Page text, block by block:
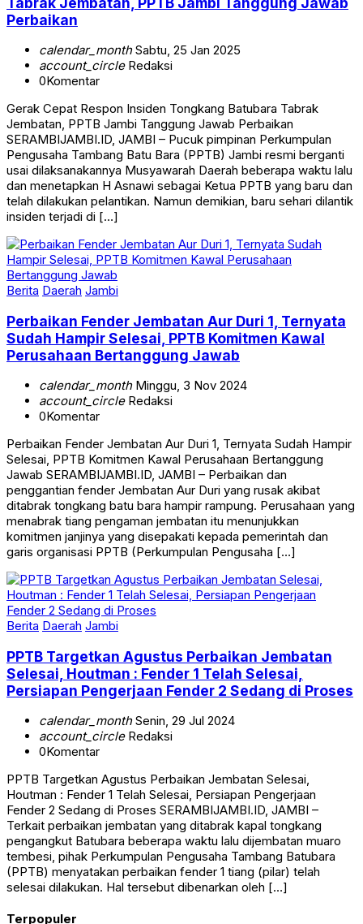
Perbaikan
calendar_monthSabtu, 25 Jan 2025
account_circleRedaksi
0Komentar
Gerak Cepat Respon Insiden Tongkang Batubara Tabrak
Jembatan, PPTB Jambi Tanggung Jawab Perbaikan
SERAMBIJAMBI.ID, JAMBI – Pucuk pimpinan Perkumpulan
Pengusaha Tambang Batu Bara (PPTB) Jambi resmi berganti
usai dilaksanakannya Musyawarah Daerah beberapa waktu lalu
dan menetapkan H Asnawi sebagai Ketua PPTB yang baru dan
telah dilakukan pelantikan. Namun demikian, baru sehari dilantik
insiden terjadi di […]
Berita Daerah Jambi
Perbaikan Fender Jembatan Aur Duri 1, Ternyata
Sudah Hampir Selesai, PPTB Komitmen Kawal
Perusahaan Bertanggung Jawab
calendar_monthMinggu, 3 Nov 2024
account_circleRedaksi
0Komentar
Perbaikan Fender Jembatan Aur Duri 1, Ternyata Sudah Hampir
Selesai, PPTB Komitmen Kawal Perusahaan Bertanggung
Jawab SERAMBIJAMBI.ID, JAMBI – Perbaikan dan
penggantian fender Jembatan Aur Duri yang rusak akibat
ditabrak tongkang batu bara hampir rampung. Perusahaan yang
menabrak tiang pengaman jembatan itu menunjukkan
komitmen janjinya yang disepakati kepada pemerintah dan
garis organisasi PPTB (Perkumpulan Pengusaha […]
Berita Daerah Jambi
PPTB Targetkan Agustus Perbaikan Jembatan
Selesai, Houtman : Fender 1 Telah Selesai,
Persiapan Pengerjaan Fender 2 Sedang di Proses
calendar_monthSenin, 29 Jul 2024
account_circleRedaksi
0Komentar
PPTB Targetkan Agustus Perbaikan Jembatan Selesai,
Houtman : Fender 1 Telah Selesai, Persiapan Pengerjaan
Fender 2 Sedang di Proses SERAMBIJAMBI.ID, JAMBI –
Terkait perbaikan jembatan yang ditabrak kapal tongkang
pengangkut Batubara beberapa waktu lalu dijembatan muaro
tembesi, pihak Perkumpulan Pengusaha Tambang Batubara
(PPTB) menyatakan perbaikan fender 1 tiang (pilar) telah
selesai dilakukan. Hal tersebut dibenarkan oleh […]
Terpopuler